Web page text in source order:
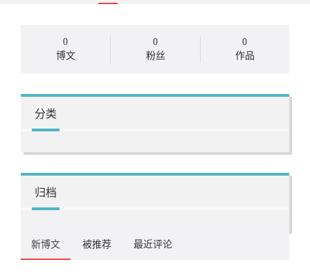
0
博文
0
粉丝
0
作品
分类
归档
新博文 被推荐 最近评论